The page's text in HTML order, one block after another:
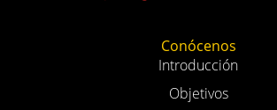
Conócenos
Introducción
Objetivos